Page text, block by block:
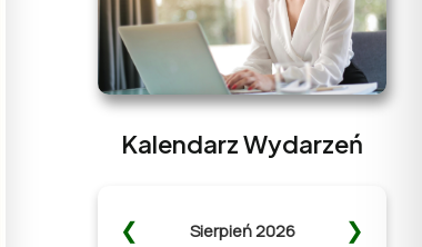
Kalendarz Wydarzeń
❮ Sierpień 2026 ❯